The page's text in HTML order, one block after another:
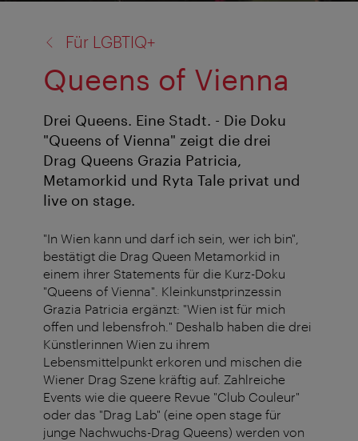
Für LGBTIQ+
Queens of Vienna
Drei Queens. Eine Stadt. - Die Doku
"Queens of Vienna" zeigt die drei
Drag Queens Grazia Patricia,
Metamorkid und Ryta Tale privat und
live on stage.
"In Wien kann und darf ich sein, wer ich bin",
bestätigt die Drag Queen Metamorkid in
einem ihrer Statements für die Kurz-Doku
"Queens of Vienna". Kleinkunstprinzessin
Grazia Patricia ergänzt: "Wien ist für mich
offen und lebensfroh." Deshalb haben die drei
Künstlerinnen Wien zu ihrem
Lebensmittelpunkt erkoren und mischen die
Wiener Drag Szene kräftig auf. Zahlreiche
Events wie die queere Revue "Club Couleur"
oder das "Drag Lab" (eine open stage für
junge Nachwuchs-Drag Queens) werden von